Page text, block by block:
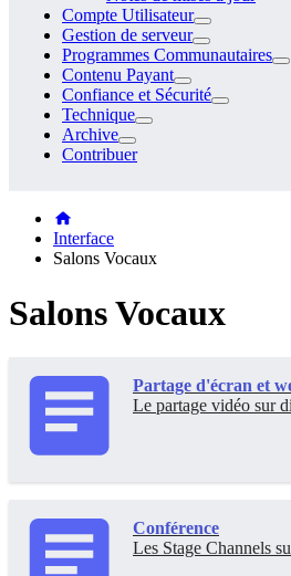
Compte Utilisateur
Gestion de serveur
Programmes Communautaires
Contenu Payant
Confiance et Sécurité
Technique
Archive
Contribuer
Interface
Salons Vocaux
Salons Vocaux
Partage d'écran et
Le partage vidéo sur
Conférence
Les Stage Channels